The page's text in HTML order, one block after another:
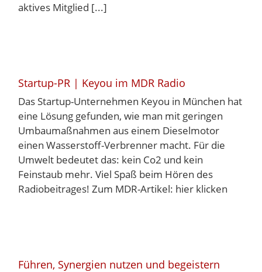
aktives Mitglied [...]
Startup-PR | Keyou im MDR Radio
Das Startup-Unternehmen Keyou in München hat
eine Lösung gefunden, wie man mit geringen
Umbaumaßnahmen aus einem Dieselmotor
einen Wasserstoff-Verbrenner macht. Für die
Umwelt bedeutet das: kein Co2 und kein
Feinstaub mehr. Viel Spaß beim Hören des
Radiobeitrages! Zum MDR-Artikel: hier klicken
Führen, Synergien nutzen und begeistern